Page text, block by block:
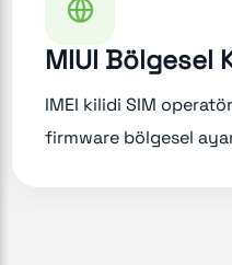
MIUI Bölgesel
IMEI kilidi SIM
firmware bölgesel